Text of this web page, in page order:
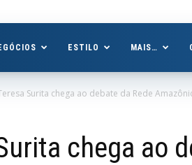
ESTILO MAIS…
Surita chega ao debate da Rede
chega ao